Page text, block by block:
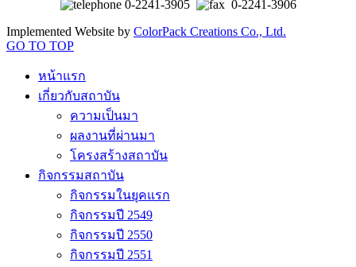
0-2241-3905
0-2241-3906
Implemented Website by ColorPack Creations Co., Ltd.
GO TO TOP
หน้าแรก
เกี่ยวกับสถาบัน
ความเป็นมา
ผลงานที่ผ่านมา
โครงสร้างสถาบัน
กิจกรรมสถาบัน
กิจกรรมในยุคแรก
กิจกรรมปี 2549
กิจกรรมปี 2550
กิจกรรมปี 2551